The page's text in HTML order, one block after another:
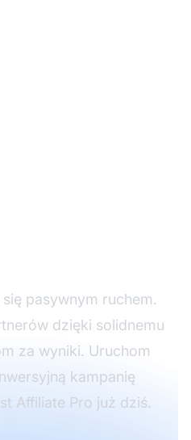
pasywnym ruchem.
dzięki solidnemu
za wyniki. Uruchom
kampanię
Affiliate Pro już dziś.